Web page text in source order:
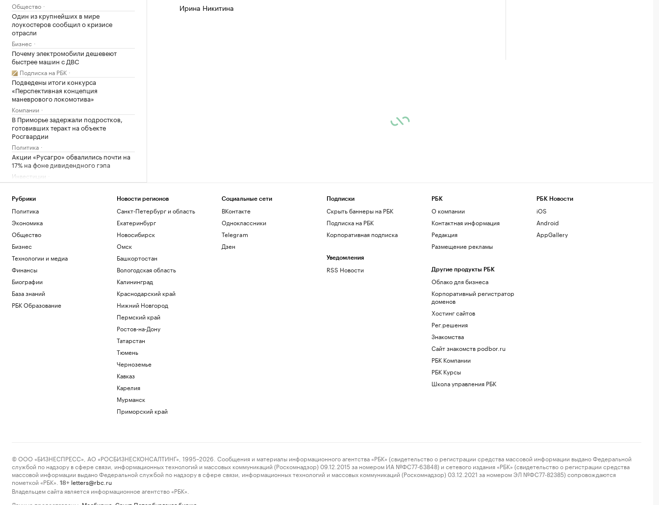
Общество
Один из крупнейших в мире
лоукостеров сообщил о кризисе
отрасли
Бизнес
Почему электромобили дешевеют
быстрее машин с ДВС
Подписка на РБК
Подведены итоги конкурса
«Перспективная концепция
маневрового локомотива»
Компании
В Приморье задержали подростков,
готовивших теракт на объекте
Росгвардии
Политика
Акции «Русагро» обвалились почти на
17% на фоне дивидендного гэпа
Инвестиции
Более половины компаний при
изначальный бюджет
Недвижимость
Ирина Никитина
Рубрики
Политика
Экономика
Общество
Бизнес
Технологии и медиа
Финансы
Биографии
База знаний
РБК Образование
Новости регионов
Санкт-Петербург и область
Екатеринбург
Новосибирск
Омск
Башкортостан
Вологодская область
Калининград
Краснодарский край
Нижний Новгород
Пермский край
Ростов-на-Дону
Татарстан
Тюмень
Черноземье
Кавказ
Карелия
Мурманск
Приморский край
Социальные сети
ВКонтакте
Одноклассники
Telegram
Дзен
Подписки
Скрыть баннеры на РБК
Подписка на РБК
Корпоративная подписка
Уведомления
RSS Новости
РБК
О компании
Контактная информация
Редакция
Размещение рекламы
Другие продукты РБК
Облако для бизнеса
Корпоративный регистратор
доменов
Хостинг сайтов
Рег.решения
Знакомства
Сайт знакомств podbor.ru
РБК Компании
РБК Курсы
Школа управления РБК
РБК Новости
iOS
Android
AppGallery
© ООО «БИЗНЕСПРЕСС», АО «РОСБИЗНЕСКОНСАЛТИНГ», 1995–2026. Сообщения и материалы информационного агентства «РБК» (свидетельство о регистрации средства массовой информации выдано Федеральной
службой по надзору в сфере связи, информационных технологий и массовых коммуникаций (Роскомнадзор) 09.12.2015 за номером ИА №ФС77-63848) и сетевого издания «РБК» (свидетельство о регистрации средства
массовой информации выдано Федеральной службой по надзору в сфере связи, информационных технологий и массовых коммуникаций (Роскомнадзор) 03.12.2021 за номером ЭЛ №ФС77-82385) сопровождаются
пометкой «РБК».
18+ letters@rbc.ru
Владельцем сайта является информационное агентство «РБК».